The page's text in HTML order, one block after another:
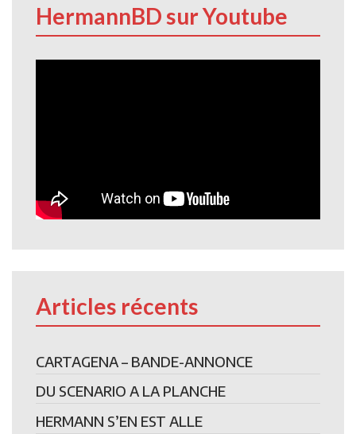
HermannBD sur Youtube
Articles récents
CARTAGENA – BANDE-ANNONCE
DU SCENARIO A LA PLANCHE
HERMANN S’EN EST ALLE